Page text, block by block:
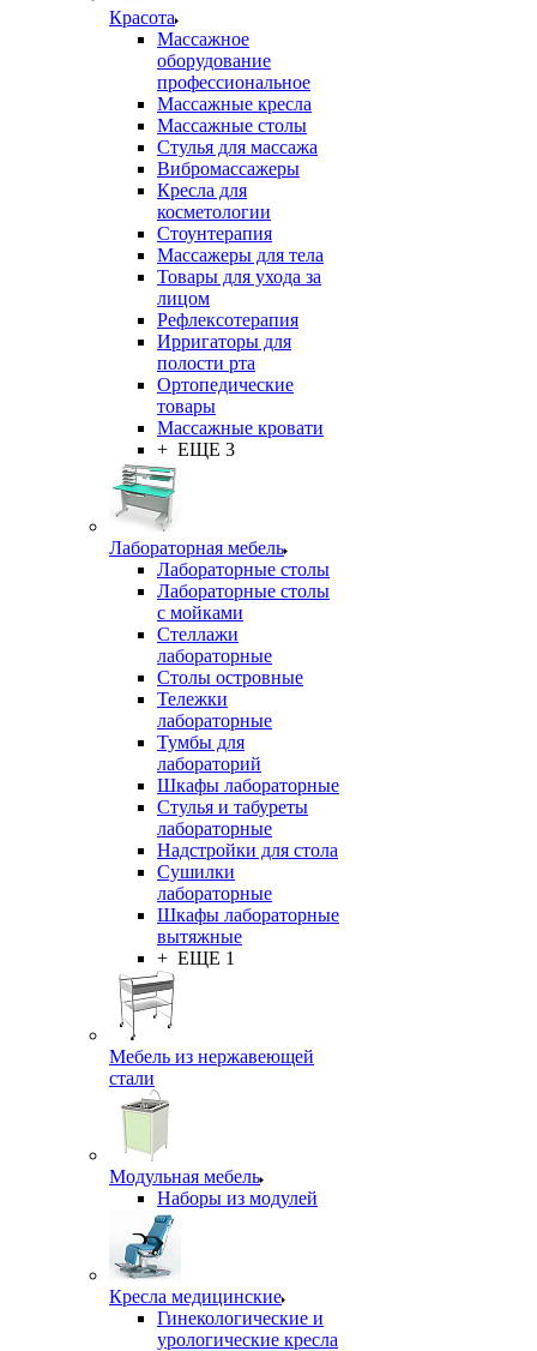
Красота
Массажное
оборудование
профессиональное
Массажные кресла
Массажные столы
Стулья для массажа
Вибромассажеры
Кресла для
косметологии
Стоунтерапия
Массажеры для тела
Товары для ухода за
лицом
Рефлексотерапия
Ирригаторы для
полости рта
Ортопедические
товары
Массажные кровати
+ ЕЩЕ 3
Лабораторная мебель
Лабораторные столы
Лабораторные столы
с мойками
Стеллажи
лабораторные
Столы островные
Тележки
лабораторные
Тумбы для
лабораторий
Шкафы лабораторные
Стулья и табуреты
лабораторные
Надстройки для стола
Сушилки
лабораторные
Шкафы лабораторные
вытяжные
+ ЕЩЕ 1
Мебель из нержавеющей
стали
Модульная мебель
Наборы из модулей
Кресла медицинские
Гинекологические и
урологические кресла